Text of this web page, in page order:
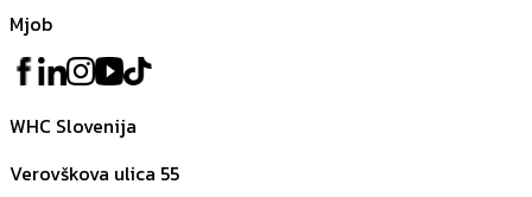
Mjob
WHC Slovenija
Verovškova ulica 55